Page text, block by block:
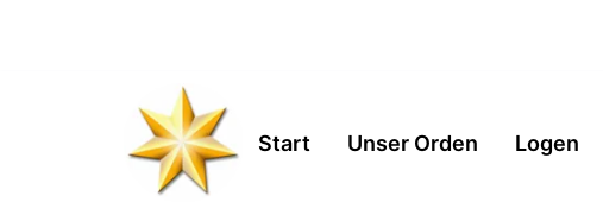
Start Unser Orden Logen